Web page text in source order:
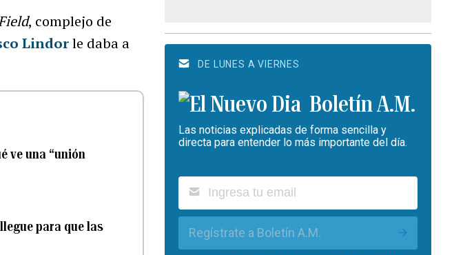
, complejo de
Lindorle daba a
ve una “unión
para que las
DE LUNES A VIERNES
Boletín A.M.
Las noticias explicadas de forma sencilla y
directa para entender lo más importante del día.
Regístrate a Boletín A.M.